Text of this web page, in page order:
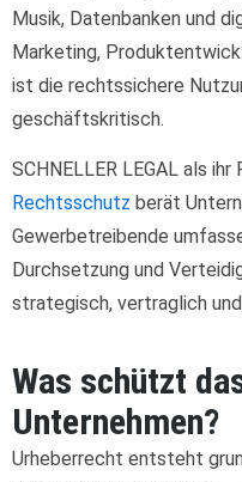
Musik, Datenbanken und
Marketing,
ist die rechtssichere
geschäftskritisch.
SCHNELLER LEGAL als
Rechtsschutz berät
Gewerbetreibende
Durchsetzung und
strategisch, vertraglich
Was schützt
Unternehmen?
Urheberrecht entsteht